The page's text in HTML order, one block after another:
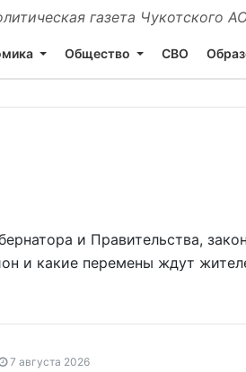
газета Чукотского
Общество СВО
и Правительства,
и какие перемены ждут
7 августа 2026